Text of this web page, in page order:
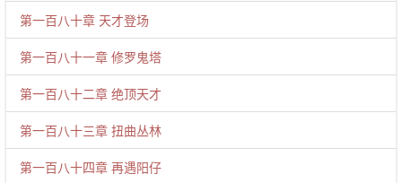
第一百八十章 天才登场
第一百八十一章 修罗鬼塔
第一百八十二章 绝顶天才
第一百八十三章 扭曲丛林
第一百八十四章 再遇阳仔